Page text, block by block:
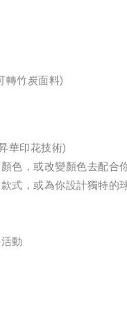
轉竹炭面料)
華印花技術)
色，或改變顏色去配合
式，或為你設計獨特的
動